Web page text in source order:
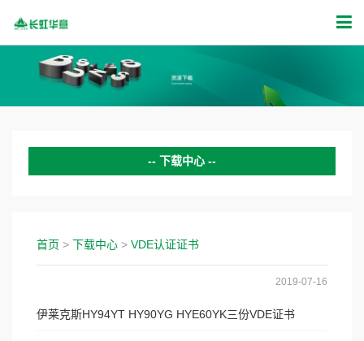
下载中心
商用压缩机证书
UL证书
首页 > 下载中心 > VDE认证证书
2019-07-16
伊莱克斯HY94YT HY90YG HYE60YK三份VDE证书